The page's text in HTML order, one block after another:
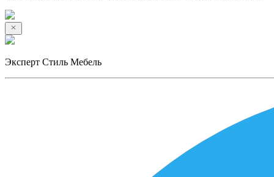
Эксперт Стиль Мебель